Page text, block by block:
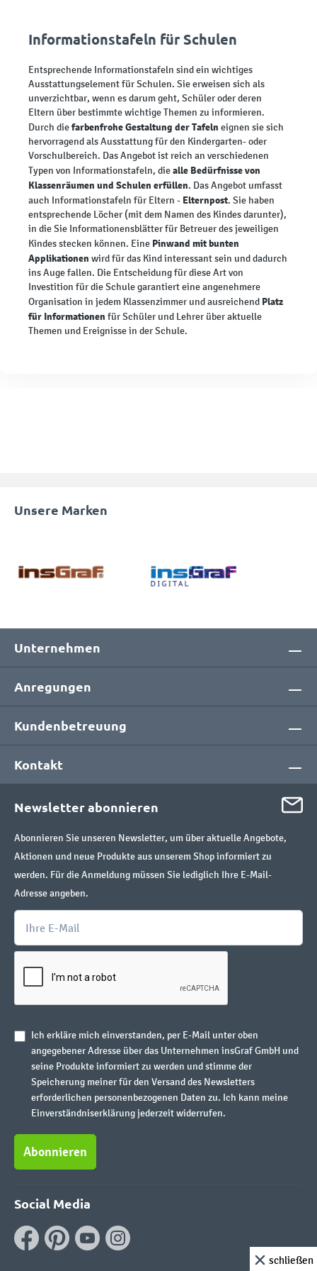
Informationstafeln für Schulen
Entsprechende Informationstafeln sind ein wichtiges
Ausstattungselement für Schulen. Sie erweisen sich als
unverzichtbar, wenn es darum geht, Schüler oder deren
Eltern über bestimmte wichtige Themen zu informieren.
Durch diefarbenfrohe Gestaltung der Tafeln eignen sie sich
hervorragend als Ausstattung für den Kindergarten- oder
Vorschulbereich. Das Angebot ist reich an verschiedenen
Typen von Informationstafeln, diealle Bedürfnisse von
Klassenräumen und Schulen erfüllen. Das Angebot umfasst
auch Informationstafeln für Eltern - Elternpost. Sie haben
entsprechende Löcher (mit dem Namen des Kindes darunter),
in die Sie Informationensblätter für Betreuer des jeweiligen
Kindes stecken können. Eine Pinwand mit bunten
Applikationen wird für das Kind interessant sein und dadurch
ins Auge fallen. Die Entscheidung für diese Art von
Investition für die Schule garantiert eine angenehmere
Organisation in jedem Klassenzimmer und ausreichend Platz
für Informationen für Schüler und Lehrer über aktuelle
Themen und Ereignisse in der Schule.
Unsere Marken
Unternehmen
Anregungen
Kundenbetreuung
Kontakt
Newsletter abonnieren
Abonnieren Sie unseren Newsletter, um über aktuelle Angebote,
Aktionen und neue Produkte aus unserem Shop informiert zu
werden. Für die Anmeldung müssen Sie lediglich Ihre E-Mail-
Adresse angeben.
Ich erkläre mich einverstanden, per E-Mail unter oben
angegebener Adresse über das Unternehmen insGraf GmbH und
seine Produkte informiert zu werden und stimme der
Speicherung meiner für den Versand des Newsletters
erforderlichen personenbezogenen Daten zu. Ich kann meine
Einverständniserklärung jederzeit widerrufen.
Abonnieren
Social Media
schließen